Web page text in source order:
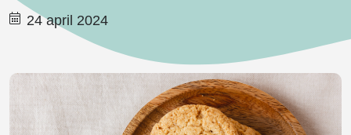
24 april 2024